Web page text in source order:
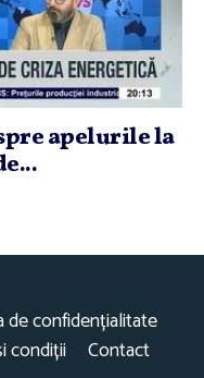
apelurile la
de confidențialitate
condiții Contact